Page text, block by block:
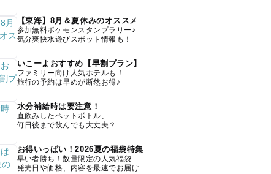
【東海】8月＆夏休みのオススメ
参加無料ポケモンスタンプラリー♪
気分爽快水遊びスポット情報も！
いこーよおすすめ【早割プラン】
ファミリー向け人気ホテルも！
旅行の予約は早めが断然お得♪
水分補給時は要注意！
直飲みしたペットボトル、
何日後まで飲んでも大丈夫？
お得いっぱい！2026夏の福袋特集
早い者勝ち！数量限定の人気福袋
発売日や価格、内容を最速でお届け